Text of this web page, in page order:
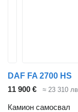
DAF FA 2700 HS
11 900 €
≈ 23 310
Камион самосвал